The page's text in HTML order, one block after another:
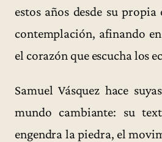
estos años desde su
contemplación, afinando
el corazón que escucha los
Samuel Vásquez hace
mundo cambiante: su
engendra la piedra, el